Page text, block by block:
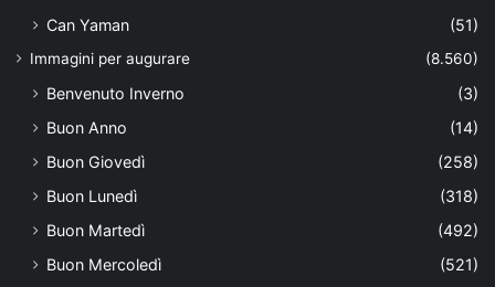
Can Yaman (51)
Immagini per augurare (8.560)
Benvenuto Inverno
(3)
Buon Anno
(14)
Buon Giovedì
(258)
Buon Lunedì
(318)
Buon Martedì
(492)
Buon Mercoledì
(521)